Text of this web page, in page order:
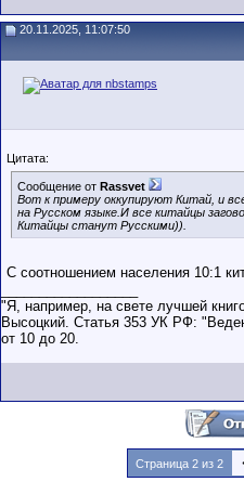
20.11.2025, 11:07:50
Цитата:
Сообщение от Rassvet
Вот к примеру оккупируют Китай, и
на Русском языке.И все китайцы
Китайцы станут Русскими)).
С соотношением населения 10:1
"Я, например, на свете лучшей
Высоцкий. Статья 353 УК РФ:
от 10 до 20.
Страница 2 из 2